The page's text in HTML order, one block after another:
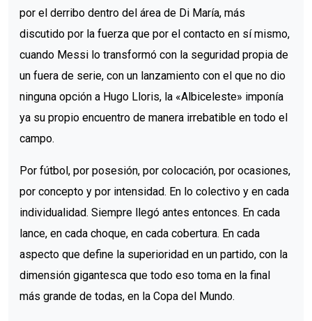
por el derribo dentro del área de Di María, más
discutido por la fuerza que por el contacto en sí mismo,
cuando Messi lo transformó con la seguridad propia de
un fuera de serie, con un lanzamiento con el que no dio
ninguna opción a Hugo Lloris, la «Albiceleste» imponía
ya su propio encuentro de manera irrebatible en todo el
campo.
Por fútbol, por posesión, por colocación, por ocasiones,
por concepto y por intensidad. En lo colectivo y en cada
individualidad. Siempre llegó antes entonces. En cada
lance, en cada choque, en cada cobertura. En cada
aspecto que define la superioridad en un partido, con la
dimensión gigantesca que todo eso toma en la final
más grande de todas, en la Copa del Mundo.